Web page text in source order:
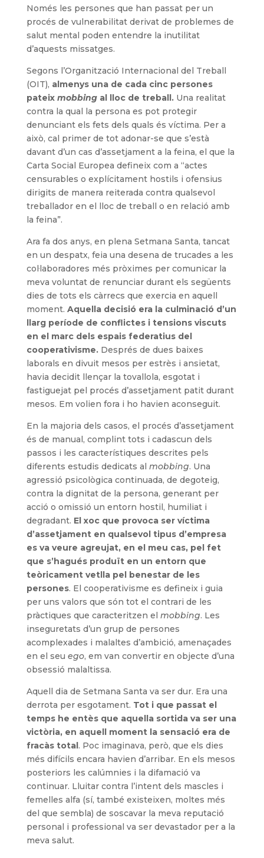
Només les persones que han passat per un
procés de vulnerabilitat derivat de problemes de
salut mental poden entendre la inutilitat
d’aquests missatges.
Segons l’Organització Internacional del Treball
(OIT), almenys una de cada cinc persones
pateix mobbingal lloc de treball.Una realitat
contra la qual la persona es pot protegir
denunciant els fets dels quals és víctima. Per a
això, cal primer de tot adonar-se que s’està
davant d’un cas d’assetjament a la feina, el que la
Carta Social Europea defineix com a “actes
censurables o explícitament hostils i ofensius
dirigits de manera reiterada contra qualsevol
treballador en el lloc de treball o en relació amb
la feina”.
Ara fa dos anys, en plena Setmana Santa, tancat
en un despatx, feia una desena de trucades a les
col·laboradores més pròximes per comunicar la
meva voluntat de renunciar durant els següents
dies de tots els càrrecs que exercia en aquell
moment. Aquella decisió era la culminació d’un
llarg període de conflictes i tensions viscuts
en el marc dels espais federatius del
cooperativisme.Després de dues baixes
laborals en divuit mesos per estrès i ansietat,
havia decidit llençar la tovallola, esgotat i
fastiguejat pel procés d’assetjament patit durant
mesos. Em volien fora i ho havien aconseguit.
En la majoria dels casos, el procés d’assetjament
és de manual, complint tots i cadascun dels
passos i les característiques descrites pels
diferents estudis dedicats al mobbing. Una
agressió psicològica continuada, de degoteig,
contra la dignitat de la persona, generant per
acció o omissió un entorn hostil, humiliat i
degradant. El xoc que provoca ser víctima
d’assetjament en qualsevol tipus d’empresa
es va veure agreujat, en el meu cas, pel fet
que s’hagués produït en un entorn que
teòricament vetlla pel benestar de les
persones. El cooperativisme es defineix i guia
per uns valors que són tot el contrari de les
pràctiques que caracteritzen el mobbing. Les
inseguretats d’un grup de persones
acomplexades i malaltes d’ambició, amenaçades
en el seu ego, em van convertir en objecte d’una
obsessió malaltissa.
Aquell dia de Setmana Santa va ser dur. Era una
derrota per esgotament. Tot i que passat el
temps he entès que aquella sortida va ser una
victòria, en aquell moment la sensació era de
fracàs total. Poc imaginava, però, que els dies
més difícils encara havien d’arribar. En els mesos
posteriors les calúmnies i la difamació va
continuar. Lluitar contra l’intent dels mascles i
femelles alfa (sí, també existeixen, moltes més
del que sembla) de soscavar la meva reputació
personal i professional va ser devastador per a la
meva salut.